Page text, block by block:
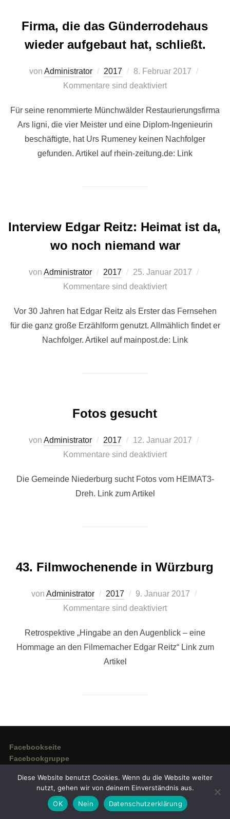
Firma, die das Günderrodehaus
wieder aufgebaut hat, schließt.
von Administrator 2017
Veröffentlicht
am
8. Februar 2017
Kommentare sind deaktiviert
Für seine renommierte Münchwälder Restaurierungsfirma
Ars ligni, die vier Meister und eine Diplom-Ingenieurin
beschäftigte, hat Urs Rumeney keinen Nachfolger
gefunden. Artikel auf rhein-zeitung.de: Link
Interview Edgar Reitz: Heimat ist da,
wo noch niemand war
von Administrator 2017
Veröffentlicht
am
25. Januar 2017
Kommentare sind deaktiviert
Vor 30 Jahren hat Edgar Reitz als Erster das Fernsehen
für die ganz große Erzählform genutzt. Allmählich findet er
Nachfolger. Artikel auf mainpost.de: Link
Fotos gesucht
von Administrator 2017
Veröffentlicht
am
12. Januar 2017
Kommentare sind deaktiviert
Die Gemeinde Niederburg sucht Fotos vom HEIMAT3-
Dreh. Link zum Artikel
43. Filmwochenende in Würzburg
von Administrator 2017
Veröffentlicht
am
9. Januar 2017
Kommentare sind deaktiviert
Retrospektive „Hingabe an den Augenblick – eine
Hommage an den Filmemacher Edgar Reitz“ Link zum
Artikel
Facebookseite
Facebookgruppe
Youtube
Googlemaps
Diese Website benutzt Cookies. Wenn du die Website weiter
nutzt, gehen wir von deinem Einverständnis aus.
OK
Nein Datenschutzerklärung